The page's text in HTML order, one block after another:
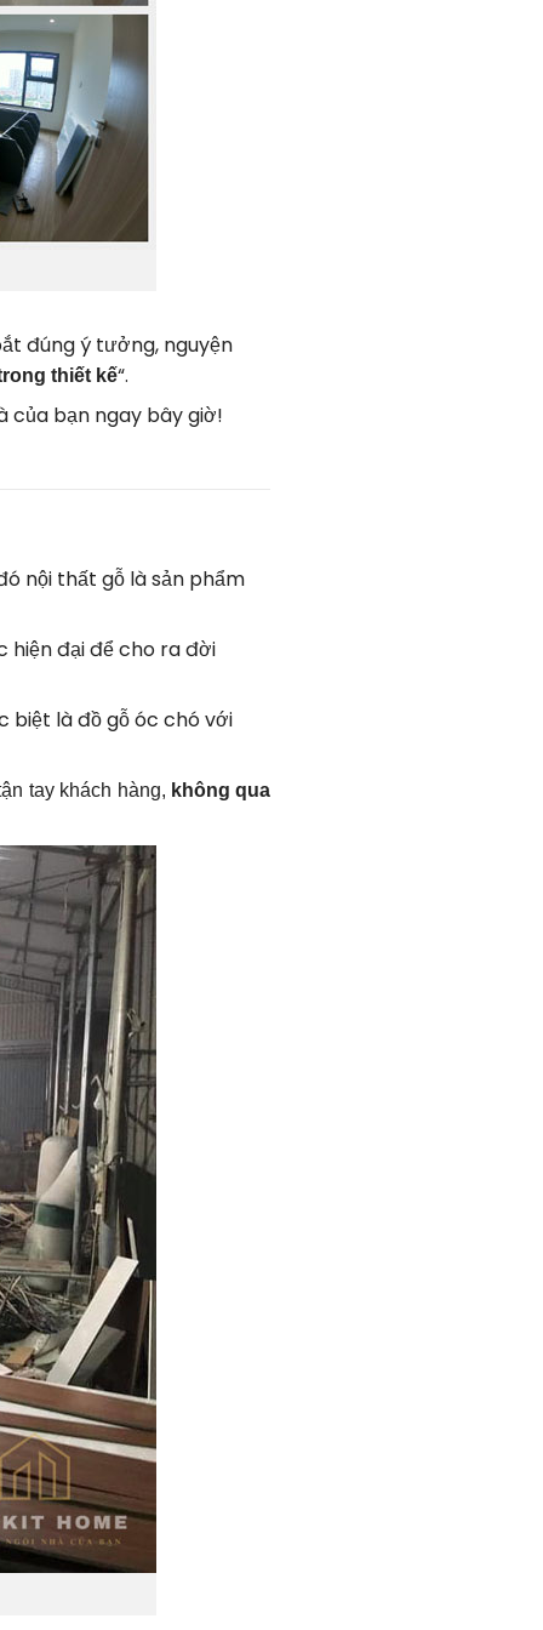
đúng ý tưởng, nguyện
thiết kế“.
của bạn ngay bây giờ!
nội thất gỗ là sản phẩm
đại để cho ra đời
là đồ gỗ óc chó với
tay khách hàng, không qua